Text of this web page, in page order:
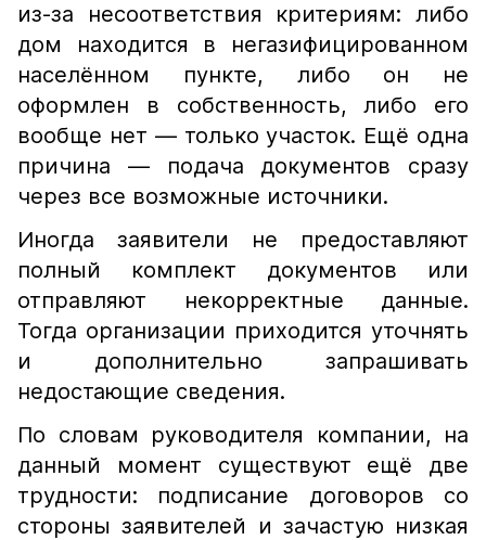
из-за несоответствия критериям: либо
дом находится в негазифицированном
населённом пункте, либо он не
оформлен в собственность, либо его
вообще нет — только участок. Ещё одна
причина — подача документов сразу
через все возможные источники.
Иногда заявители не предоставляют
полный комплект документов или
отправляют некорректные данные.
Тогда организации приходится уточнять
и дополнительно запрашивать
недостающие сведения.
По словам руководителя компании, на
данный момент существуют ещё две
трудности: подписание договоров со
стороны заявителей и зачастую низкая